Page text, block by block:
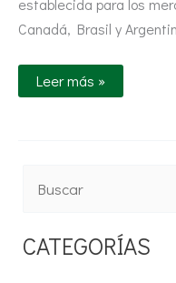
establecida para los
Canadá, Brasil y
Leer más »
s
CATEGORÍAS